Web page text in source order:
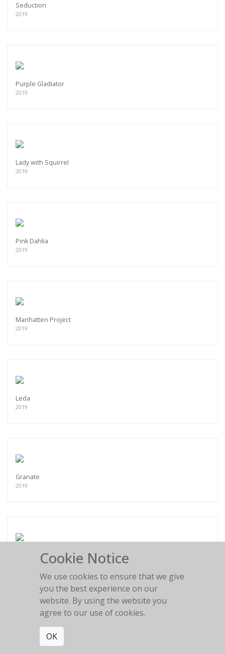
Seduction
2019
Purple Gladiator
2019
Lady with Squirrel
2019
Pink Dahlia
2019
Manhatten Project
2019
Leda
2019
Granate
2019
Crazy Flowers
Conception
Cookie Notice
We use cookies to ensure that we give
you the best experience on our
website. By using the website you
agree to our use of cookies.
OK